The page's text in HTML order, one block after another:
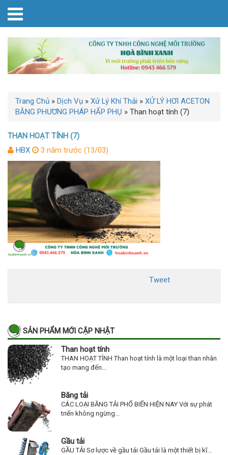
Trang Chủ » Dịch Vụ » Xử Lý Khí Thải » XỬ LÝ HƠI ACETON
BẰNG PHƯƠNG PHÁP HẤP PHỤ » Than hoạt tính (7)
THAN HOẠT TÍNH (7)
HBX
3 năm trước (13/03)
Tweet
SẢN PHẨM MỚI CẬP NHẬT
Than hoạt tính
THAN HOẠT TÍNH Than hoạt tính là một loại than nhân
tạo mang đến...
Băng tải
CÁC LOẠI BĂNG TẢI PHỔ BIẾN HIỆN NAY Với sự phát
triển không ngừng...
Gầu tải
GẦU TẢI Sơ lược về gầu tải Gầu tải là một thiết bị kĩ...